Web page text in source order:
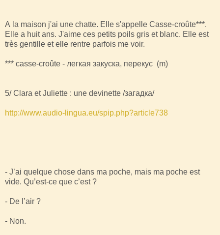
A la maison j'ai une chatte. Elle s'appelle Casse-croûte***.
Elle a huit ans. J'aime ces petits poils gris et blanc. Elle est
très gentille et elle rentre parfois me voir.
*** casse-croûte - легкая закуска, перекус (m)
5/ Clara et Juliette : une devinette /загадка/
http://www.audio-lingua.eu/spip.php?article738
- J’ai quelque chose dans ma poche, mais ma poche est
vide. Qu’est-ce que c’est ?
- De l’air ?
- Non.